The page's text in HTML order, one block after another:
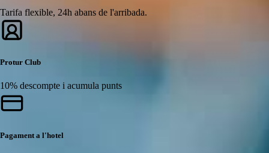
Tarifa flexible, 24h abans de l'arribada.
Protur Club
10% descompte i acumula punts
Pagament a l'hotel